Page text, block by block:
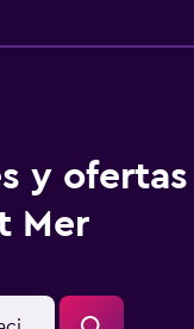
y
Mer